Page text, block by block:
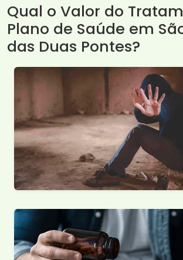
Qual o Valor do
Plano de Saúde em
das Duas Pontes?